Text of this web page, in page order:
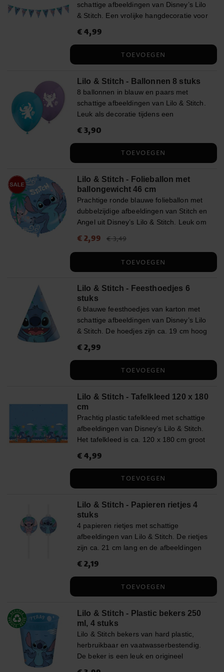
schattige afbeeldingen van Disney’s Lilo
& Stitch. Een vrolijke hangdecoratie voor
hangen bij feestelijke gelegenheden. De
wimpel is ca. 24,5 cm hoog. Gemaakt
papier.
Prijs :€ 4,99
€ 4,99
TOEVOEGEN
Lilo & Stitch - Ballonnen 8 stuks
8 ballonnen in blauw en paars met
schattige afbeeldingen van Lilo & Stitch.
Leuk als decoratie tijdens een
diameter van ca. 30 cm opgeblazen en
Prijs:€ 3,90
€ 3,90
TOEVOEGEN
Lilo & Stitch - Folieballon met
ballongewicht 46 cm
Prachtige ronde blauwe folieballon met
dubbelzijdige afbeeldingen van Stitch en
Angel uit Disney’s Lilo & Stitch. Leuk om
gebruiken tijdens een kinderfeestje. De
opgeblazen en kan worden gevuld met
een ballongewicht, een rietje en een lint
van ca. 1,5 meter lang.
Actuele prijs:€ 2,99
€ 2,99 € 3,49
TOEVOEGEN
Lilo & Stitch - Feesthoedjes 6
stuks
6 blauwe feesthoedjes van karton met
schattige afbeeldingen van Disney’s Lilo
& Stitch. De hoedjes zijn ca. 19 cm hoog
comfortabel elastiek.
Prijs:€ 2,99
€ 2,99
TOEVOEGEN
Lilo & Stitch - Tafelkleed 120 x 180
cm
Prachtig plastic tafelkleed met schattige
afbeeldingen van Disney’s Lilo & Stitch.
Het tafelkleed is ca. 120 x 180 cm groot
Prijs :€ 4,99
€ 4,99
TOEVOEGEN
Lilo & Stitch - Papieren rietjes 4
stuks
4 papieren rietjes met schattige
afbeeldingen van Lilo & Stitch. De rietjes
zijn ca. 21 cm lang en de afbeeldingen
Prijs:€ 2,19
€ 2,19
TOEVOEGEN
Lilo & Stitch - Plastic bekers 250
ml, 4 stuks
Lilo & Stitch bekers van hard plastic,
herbruikbaar en vaatwasserbestendig.
De beker is een leuk en origineel